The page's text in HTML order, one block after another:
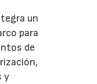
un
para
de
y